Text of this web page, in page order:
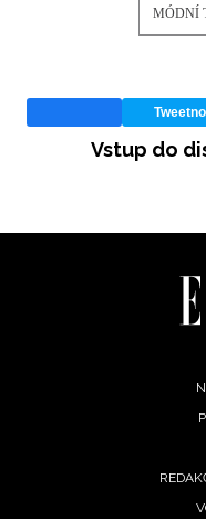
MÓDNÍ
Vstup do